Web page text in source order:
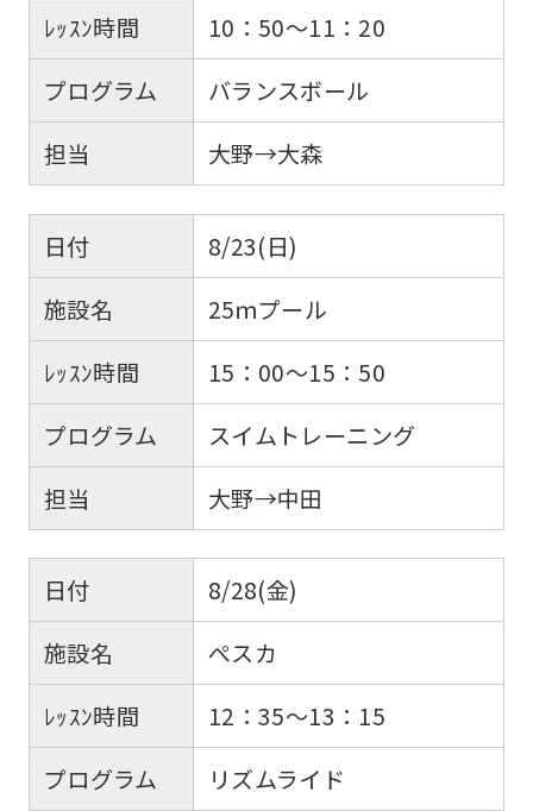
ﾚｯｽﾝ時間
10：50～11：20
プログラム
バランスボール
担当
大野→大森
日付
8/23(日)
施設名
25ｍプール
ﾚｯｽﾝ時間
15：00～15：50
プログラム
スイムトレーニング
担当
大野→中田
日付
8/28(金)
施設名
ぺスカ
ﾚｯｽﾝ時間
12：35～13：15
プログラム
リズムライド